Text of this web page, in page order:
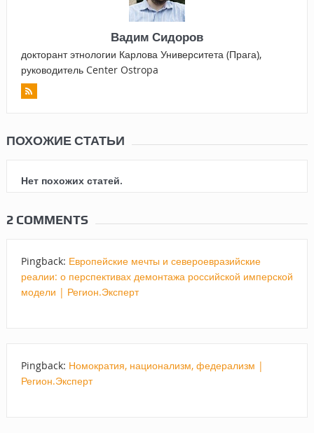
Вадим Сидоров
докторант этнологии Карлова Университета (Прага),
руководитель Center Ostropa
ПОХОЖИЕ СТАТЬИ
Нет похожих статей.
2 COMMENTS
Pingback: Европейские мечты и североевразийские
реалии: о перспективах демонтажа российской имперской
модели | Регион.Эксперт
Pingback: Номократия, национализм, федерализм |
Регион.Эксперт